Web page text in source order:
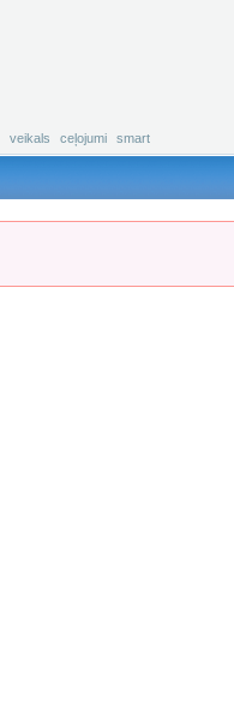
veikals ceļojumi smart